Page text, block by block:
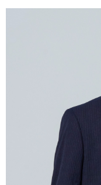
【「AFTEE先享後付」結
１．於結帳方式選擇「
結帳頁面，進行簡訊認證
２．訂單成立數日內，您
３．收到繳費通知簡訊後
ATM／網路銀行／等多元
※ 請注意：結帳手續完成
購買商品的店家。未經商
後付繳納相關費用。
※ 交易是否成功請以「
是否繳費成功／繳費後需
客戶支援中心」
https://
【注意事項】
１．透過由恩沛科技股份
易，需依本服務之必要範
每筆NT$120，滿
每筆NT$350，滿